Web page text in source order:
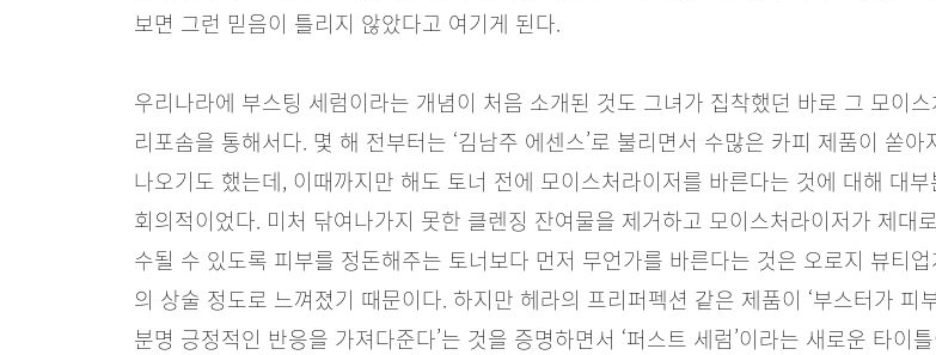
보면 그런 믿음이 틀리지 않았다고 여기게 된다.
우리나라에 부스팅 세럼이라는 개념이 처음 소개된 것도 그녀가 집착했던 바로 그 모이스
리포솜을 통해서다. 몇 해 전부터는 ‘김남주 에센스’로 불리면서 수많은 카피 제품이 쏟아
나오기도 했는데, 이때까지만 해도 토너 전에 모이스처라이저를 바른다는 것에 대해 대부
회의적이었다. 미처 닦여나가지 못한 클렌징 잔여물을 제거하고 모이스처라이저가 제대
수될 수 있도록 피부를 정돈해주는 토너보다 먼저 무언가를 바른다는 것은 오로지 뷰티업
의 상술 정도로 느껴졌기 때문이다. 하지만 헤라의 프리퍼펙션 같은 제품이 ‘부스터가 피
분명 긍정적인 반응을 가져다준다’는 것을 증명하면서 ‘퍼스트 세럼’이라는 새로운 타이